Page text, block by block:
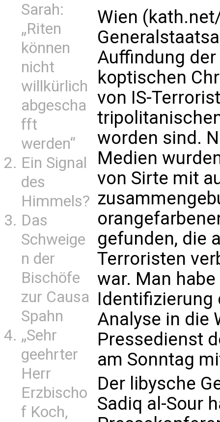
Sarah:
„Riten
können
nicht
willkürlich
abgescha
fft
werden“
Ein Signal
des
Himmels?
Das
Schweige
n der
Bischöfe
zur Causa
Spahn
„Sehr
geehrter
Herr
Erzbischo
f Koch,
Wien
Auffindung
koptischen
von IS-
worden sind.
Medien
von Sirte mit
gefunden, die
Terroristen
war. Man
Identifizierung
Analyse in die
Pressedienst
am Sonntag
Der libysche
Sadiq al-Sour